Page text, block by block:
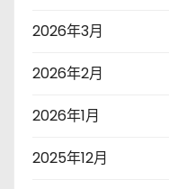
2026年3月
2026年2月
2026年1月
2025年12月